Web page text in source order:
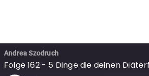
Andrea Szodruch
Folge 162 - 5 Dinge die deinen